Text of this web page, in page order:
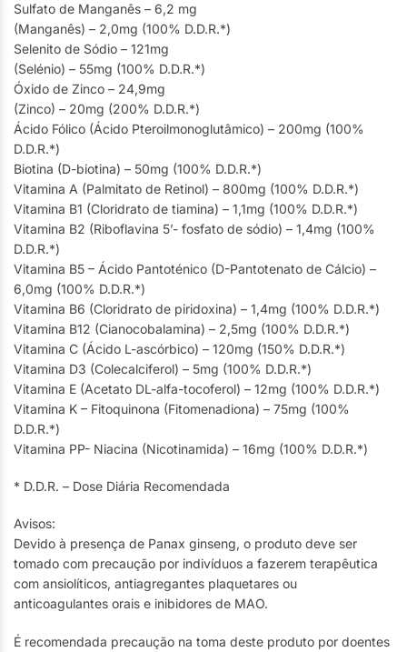
Sulfato de Manganês – 6,2 mg
(Manganês) – 2,0mg (100% D.D.R.*)
Selenito de Sódio – 121mg
(Selénio) – 55mg (100% D.D.R.*)
Óxido de Zinco – 24,9mg
(Zinco) – 20mg (200% D.D.R.*)
Ácido Fólico (Ácido Pteroilmonoglutâmico) – 200mg (100%
D.D.R.*)
Biotina (D-biotina) – 50mg (100% D.D.R.*)
Vitamina A (Palmitato de Retinol) – 800mg (100% D.D.R.*)
Vitamina B1 (Cloridrato de tiamina) – 1,1mg (100% D.D.R.*)
Vitamina B2 (Riboflavina 5’- fosfato de sódio) – 1,4mg (100%
D.D.R.*)
Vitamina B5 – Ácido Pantoténico (D-Pantotenato de Cálcio) –
6,0mg (100% D.D.R.*)
Vitamina B6 (Cloridrato de piridoxina) – 1,4mg (100% D.D.R.*)
Vitamina B12 (Cianocobalamina) – 2,5mg (100% D.D.R.*)
Vitamina C (Ácido L-ascórbico) – 120mg (150% D.D.R.*)
Vitamina D3 (Colecalciferol) – 5mg (100% D.D.R.*)
Vitamina E (Acetato DL-alfa-tocoferol) – 12mg (100% D.D.R.*)
Vitamina K – Fitoquinona (Fitomenadiona) – 75mg (100%
D.D.R.*)
Vitamina PP- Niacina (Nicotinamida) – 16mg (100% D.D.R.*)
* D.D.R. – Dose Diária Recomendada
Avisos:
Devido à presença de Panax ginseng, o produto deve ser
tomado com precaução por indivíduos a fazerem terapêutica
com ansiolíticos, antiagregantes plaquetares ou
anticoagulantes orais e inibidores de MAO.
É recomendada precaução na toma deste produto por doentes